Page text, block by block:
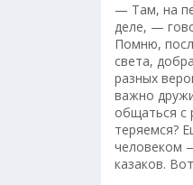
— Там, на
деле, —
Помню,
света,
разных
важно
общаться с
теряемся?
человеком
казаков.